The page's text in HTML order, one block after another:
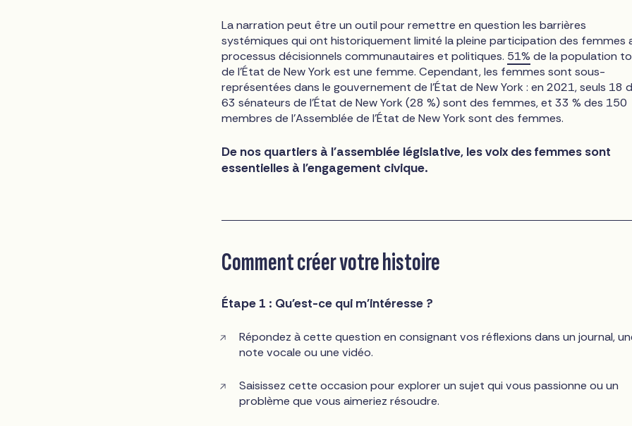
La narration peut être un outil pour remettre en question les barrières
systémiques qui ont historiquement limité la pleine participation des femmes
processus décisionnels communautaires et politiques. 51% de la population
de l'État de New York est une femme. Cependant, les femmes sont sous-
représentées dans le gouvernement de l'État de New York : en 2021, seuls 18
63 sénateurs de l'État de New York (28 %) sont des femmes, et 33 % des 150
membres de l'Assemblée de l'État de New York sont des femmes.
De nos quartiers à l'assemblée législative, les voix des femmes sont
essentielles à l'engagement civique.
Comment créer votre histoire
Étape 1 : Qu'est-ce qui m'intéresse ?
Répondez à cette question en consignant vos réflexions dans un journal,
note vocale ou une vidéo.
Saisissez cette occasion pour explorer un sujet qui vous passionne ou un
problème que vous aimeriez résoudre.